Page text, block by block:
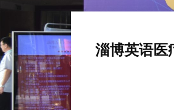
淄博英语医